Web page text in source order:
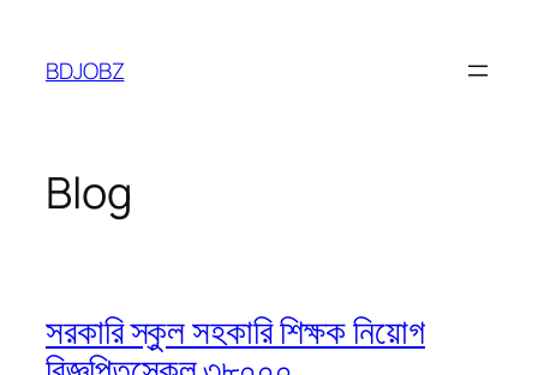
content
BDJOBZ
Blog
সরকারি স্কুল সহকারি শিক্ষক নিয়োগ